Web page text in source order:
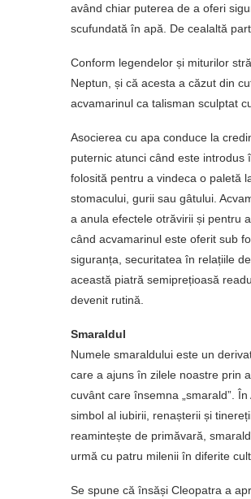
având chiar puterea de a oferi
scufundată în apă. De cealaltă
Conform legendelor și miturilor
Neptun, și că acesta a căzut din
acvamarinul ca talisman sculptat
Asocierea cu apa conduce la
puternic atunci când este introdus
folosită pentru a vindeca o paletă
stomacului, gurii sau gâtului.
a anula efectele otrăvirii și pentru
când acvamarinul este oferit sub
siguranța, securitatea în relațiile
această piatră semiprețioasă
devenit rutină.
Smaraldul
Numele smaraldului este un
care a ajuns în zilele noastre prin
cuvânt care însemna „smarald”.
simbol al iubirii, renașterii și
reamintește de primăvară,
urmă cu patru milenii în diferite
Se spune că însăși Cleopatra a